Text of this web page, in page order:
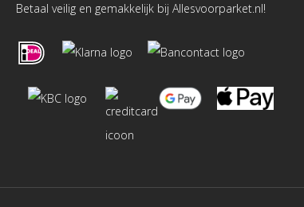
Betaal veilig en gemakkelijk bij Allesvoorparket.nl!